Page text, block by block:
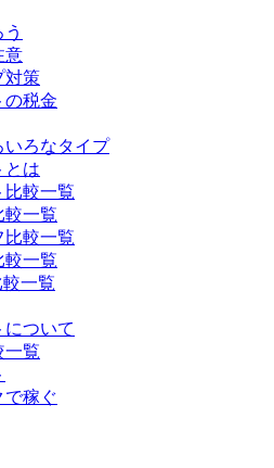
意
対策
の税金
いろなタイプ
とは
比較一覧
較一覧
比較一覧
較一覧
一覧
について
一覧
で稼ぐ